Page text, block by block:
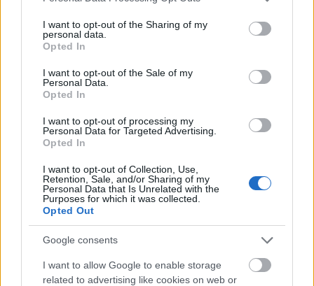
not limited to your visit or usage behaviour. You may click to
grant or deny consent to Google and its third-party tags to
use your data for below specified purposes in below Google
consent section.
I want to opt-out of the Sharing of my
personal data.
Opted In
I want to opt-out of the Sale of my
Personal Data.
Opted In
I want to opt-out of processing my
Personal Data for Targeted Advertising.
Opted In
I want to opt-out of Collection, Use,
Retention, Sale, and/or Sharing of my
Personal Data that Is Unrelated with the
Purposes for which it was collected.
Opted Out
Google consents
I want to allow Google to enable storage
related to advertising like cookies on web or
Lip Maestro Liquid Lipstick, Giorgio Armani Beauty